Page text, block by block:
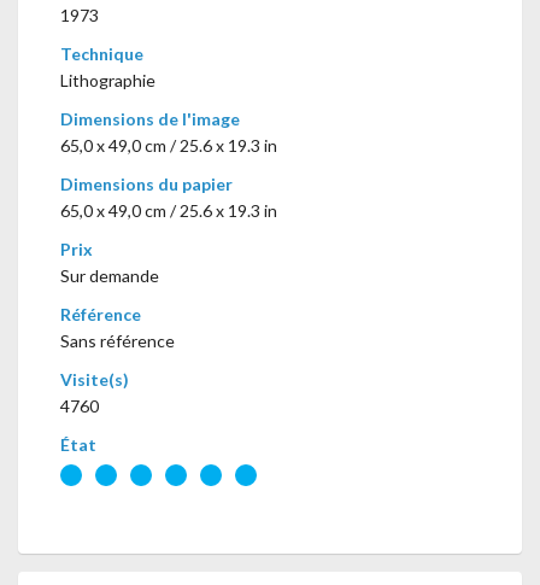
1973
Technique
Lithographie
Dimensions de l'image
65,0 x 49,0 cm / 25.6 x 19.3 in
Dimensions du papier
65,0 x 49,0 cm / 25.6 x 19.3 in
Prix
Sur demande
Référence
Sans référence
Visite(s)
4760
État